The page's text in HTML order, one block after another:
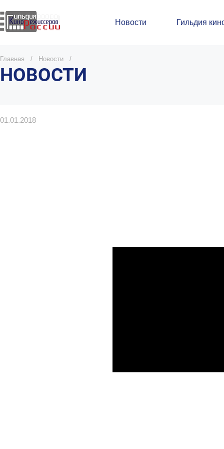
Новости Гильдия
Главная / Новости /
НОВОСТИ
01.01.2018